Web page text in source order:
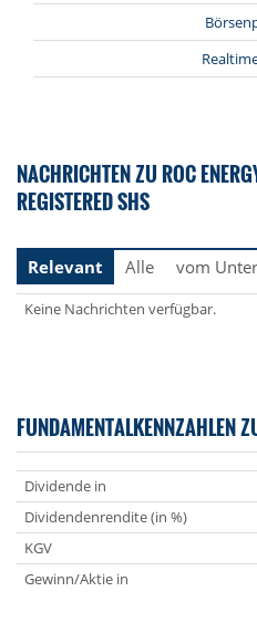
NACHRICHTEN ZU ROC
REGISTERED SHS
Relevant
Alle vom
Keine Nachrichten verfügbar.
FUNDAMENTALKENNZAHLEN
Dividende in
Dividendenrendite (in %)
KGV
Gewinn/Aktie in